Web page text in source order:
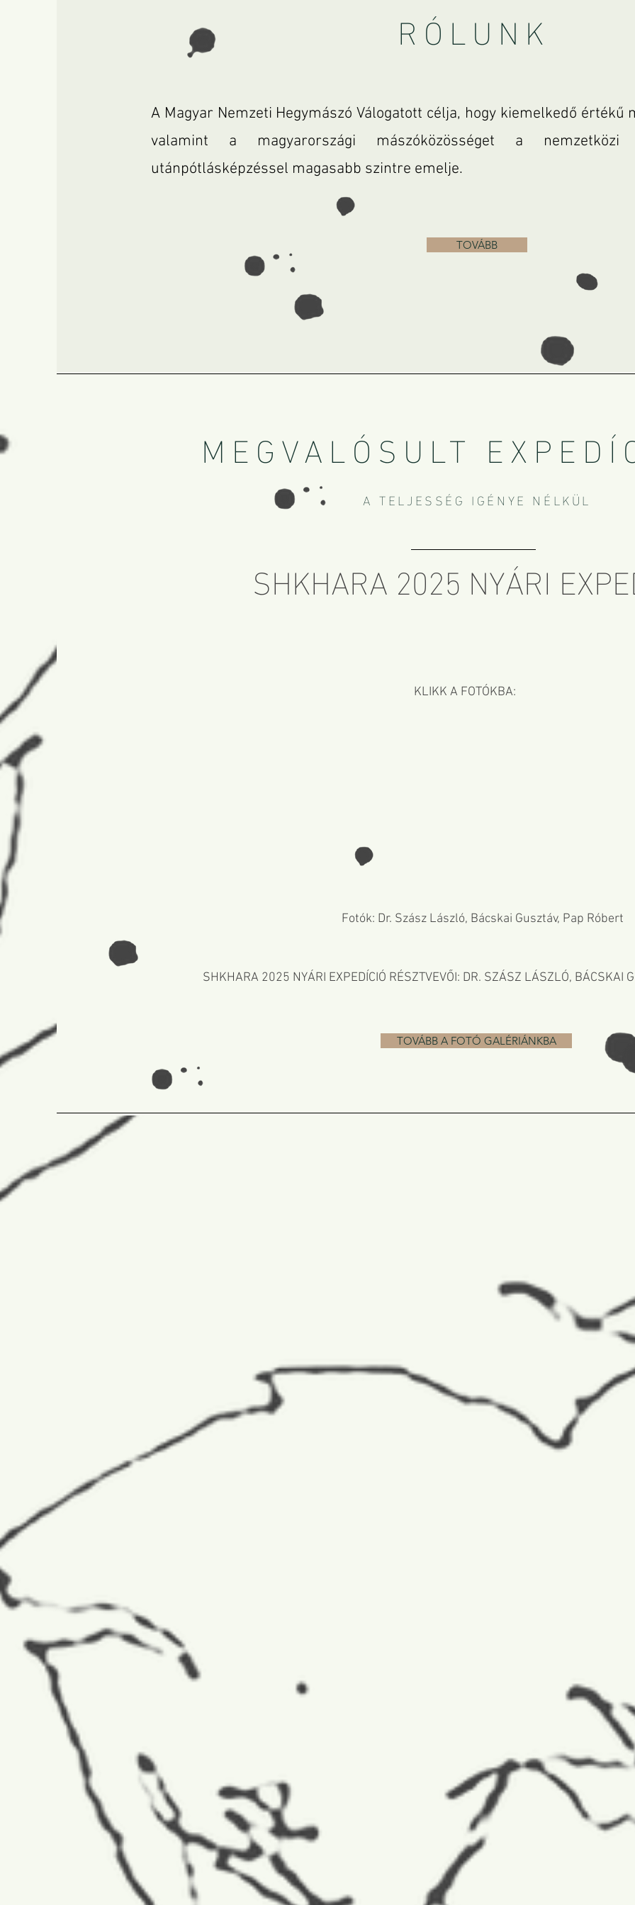
RÓLUNK
A Magyar Nemzeti Hegymászó Válogatott célja, hogy kiemelkedő értékű
valamint a magyarországi mászóközösséget a nemzetközi
utánpótlásképzéssel magasabb szintre emelje.
TOVÁBB
MEGVALÓSULT
A TELJESSÉG IGÉNYE NÉLKÜL
SHKHARA 2025 NYÁRI
KLIKK A FOTÓKBA:
Fotók: Dr. Szász László, Bácskai Gusztáv, Pap Róbert
SHKHARA 2025 NYÁRI EXPEDÍCIÓ RÉSZTVEVŐI: DR. SZÁSZ LÁSZLÓ, BÁCSKAI
TOVÁBB A FOTÓ GALÉRIÁNKBA
MAGYAR NEMZETI
HEGYMÁSZÓ
DR. ÁGOSTON VIKTOR
KOCSIS DÁVID
RUSKÓ ANDRÁS
A Magyar Nemzeti Hegymászó Válogatott tagjai 2019 és 2022 között:
Csapatvezető:Urbanics Áron ; tagok: Dr. Ágoston Viktor, Dékány Máté,